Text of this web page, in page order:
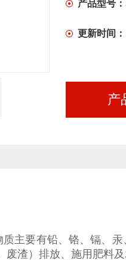
产品型号：
更新时间：
产
质主要有铅、铬、镉、
渣）排放、施用肥料